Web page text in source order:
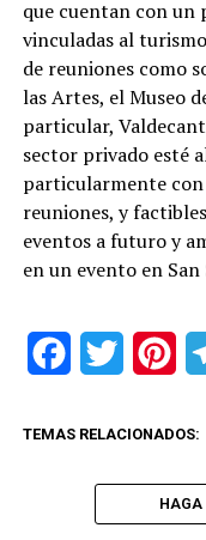
que cuentan con un
vinculadas al
de reuniones como
las Artes, el Museo
particular,
sector privado esté
particularmente
reuniones, y
eventos a futuro y
en un evento en San
FacebookTwitter
TEMAS RELACIONADOS: